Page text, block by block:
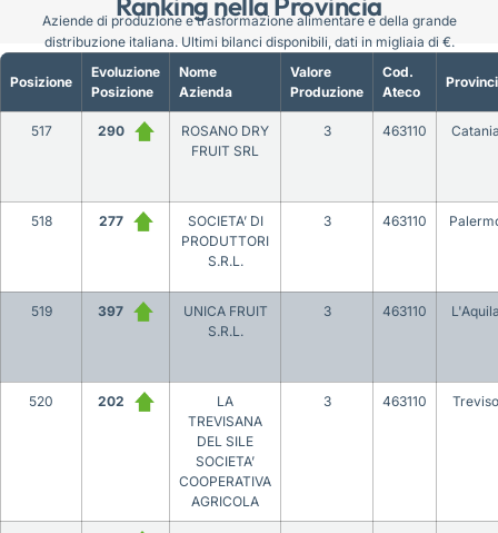
Posizione
Evoluzione
Posizione
Nome
Azienda
Valore
Produzione
Cod.
Ateco
517 290
ROSANO DRY
FRUIT SRL
3 463110
518 277
SOCIETA’ DI
PRODUTTORI
S.R.L.
3 463110
519 397
UNICA FRUIT
S.R.L.
3 463110
520 202
LA
TREVISANA
DEL SILE
SOCIETA’
COOPERATIVA
AGRICOLA
3 463110 Treviso
Aziende di produzione e trasformazione alimentare e della grande
distribuzione italiana. Ultimi bilanci disponibili, dati in migliaia di €.